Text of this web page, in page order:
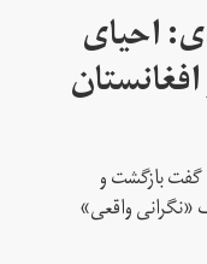
احیای
بازگشت و
«نگرانی واقعی»